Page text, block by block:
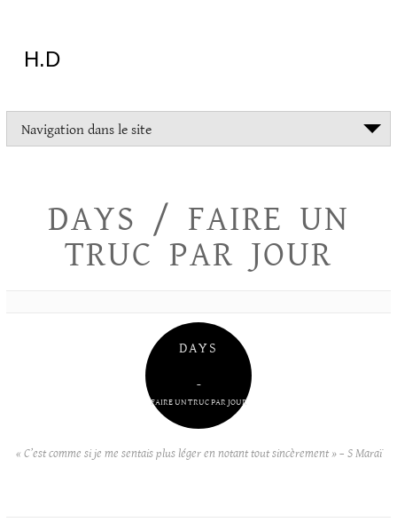
H.D
Navigation dans le site
DAYS / FAIRE UN
TRUC PAR JOUR
DAYS
–
FAIRE UN TRUC PAR JOUR
« C’est comme si je me sentais plus léger en notant tout sincèrement » – S Maraï